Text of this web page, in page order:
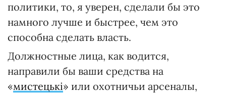
политики, то, я уверен, сделали бы это
намного лучше и быстрее, чем это
способна сделать власть.
Должностные лица, как водится,
направили бы ваши средства на
«мистецькі» или охотничьи арсеналы,